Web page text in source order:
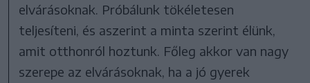
elvárásoknak. Próbálunk tökéletesen
teljesíteni, és aszerint a minta szerint élünk,
amit otthonról hoztunk. Főleg akkor van nagy
szerepe az elvárásoknak, ha a jó gyerek